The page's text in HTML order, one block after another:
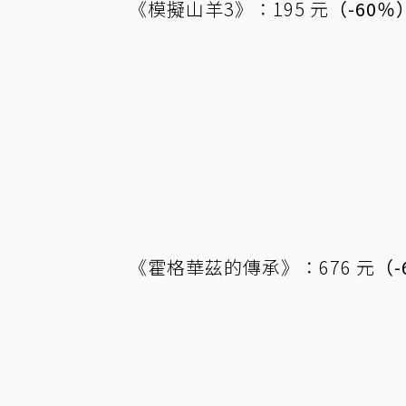
《模擬山羊3》：195 元 （-60％）
《霍格華茲的傳承》：676 元